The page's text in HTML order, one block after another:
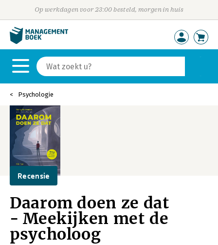
Op werkdagen voor 23:00 besteld, morgen in huis
Psychologie
Recensie
Daarom doen ze dat
- Meekijken met de
psycholoog